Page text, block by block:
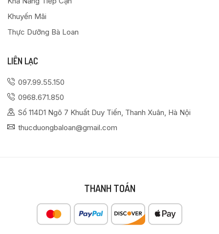
Khuyến Mãi
Thực Dưỡng Bà Loan
LIÊN LẠC
097.99.55.150
0968.671.850
Số 114D1 Ngõ 7 Khuất Duy Tiến, Thanh Xuân, Hà Nội
thucduongbaloan@gmail.com
THANH TOÁN